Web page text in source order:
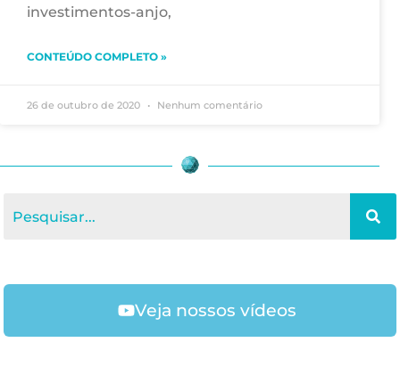
investimentos-anjo,
CONTEÚDO COMPLETO »
26 de outubro de 2020 Nenhum comentário
Veja nossos vídeos